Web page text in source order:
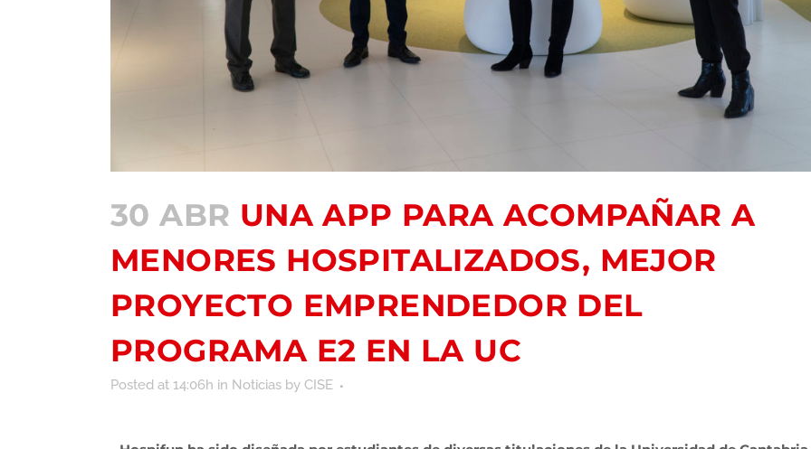
30 ABR UNA APP PARA ACOMPAÑAR A
MENORES HOSPITALIZADOS, MEJOR
PROYECTO EMPRENDEDOR DEL
PROGRAMA E2 EN LA UC
Posted at 14:06h in Noticias by CISE